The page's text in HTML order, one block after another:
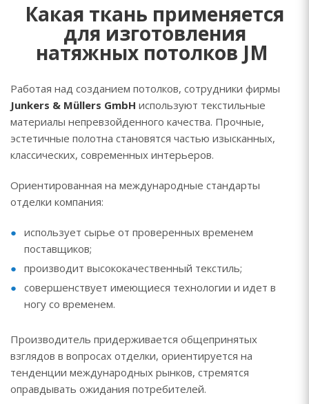
Какая ткань применяется
для изготовления
натяжных потолков JM
Работая над созданием потолков, сотрудники фирмы
Junkers & Müllers GmbH используют текстильные
материалы непревзойденного качества. Прочные,
эстетичные полотна становятся частью изысканных,
классических, современных интерьеров.
Ориентированная на международные стандарты
отделки компания:
использует сырье от проверенных временем
поставщиков;
производит высококачественный текстиль;
совершенствует имеющиеся технологии и идет в
ногу со временем.
Производитель придерживается общепринятых
взглядов в вопросах отделки, ориентируется на
тенденции международных рынков, стремятся
оправдывать ожидания потребителей.